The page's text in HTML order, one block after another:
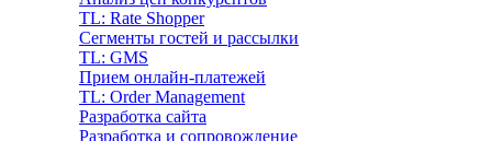
TL: Rate Shopper
Сегменты гостей и рассылки
TL: GMS
Прием онлайн-платежей
TL: Order Management
Разработка сайта
Разработка и сопровождение